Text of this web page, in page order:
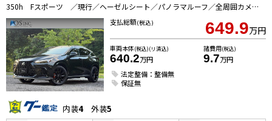
350h Fスポーツ ／現行／ヘーゼルシート／パノラマルーフ／全周囲カメラ／衝突軽減／レーダークルーズコントロール／コーナーセンサ／BSM／ハンドルヒーター／シートヒーターエアコン／茶革シート／電動リアゲート／バックカメラ
支払総額(税込) 649.9万円
車両本体(税込)(リ済込)
640.2万円
諸費用(税込)
9.7万円
法定整備：整備無
保証無
内装4外装5